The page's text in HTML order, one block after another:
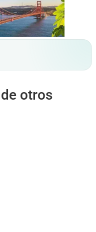
otros